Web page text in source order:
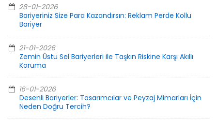
28-01-2026
Bariyeriniz Size Para Kazandırsın: Reklam Perde Kollu
Bariyer
21-01-2026
Zemin Üstü Sel Bariyerleri ile Taşkın Riskine Karşı Akıllı
Koruma
16-01-2026
Desenli Bariyerler: Tasarımcılar ve Peyzaj Mimarları İçin
Neden Doğru Tercih?